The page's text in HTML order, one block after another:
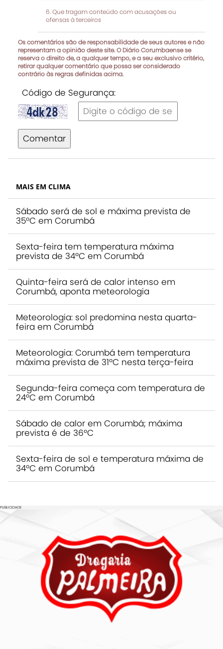
Que tragam conteúdo com acusações ou
ofensas à terceiros
Os comentários são de responsabilidade de seus autores e não
representam a opinião deste site. O Diário Corumbaense se
reserva o direito de, a qualquer tempo, e a seu exclusivo critério,
retirar qualquer comentário que possa ser considerado
contrário às regras definidas acima.
Código de Segurança:
Comentar
MAIS EM CLIMA
Sábado será de sol e máxima prevista de
35ºC em Corumbá
Sexta-feira tem temperatura máxima
prevista de 34ºC em Corumbá
Quinta-feira será de calor intenso em
Corumbá, aponta meteorologia
Meteorologia: sol predomina nesta quarta-
feira em Corumbá
Meteorologia: Corumbá tem temperatura
máxima prevista de 31ºC nesta terça-feira
Segunda-feira começa com temperatura de
24ºC em Corumbá
Sábado de calor em Corumbá; máxima
prevista é de 36ºC
Sexta-feira de sol e temperatura máxima de
34ºC em Corumbá
PUBLICIDADE